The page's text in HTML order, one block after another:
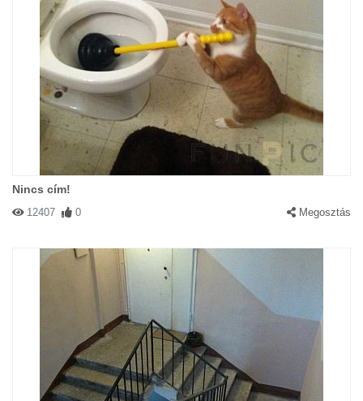
Nincs cím!
12407 0 Megosztás